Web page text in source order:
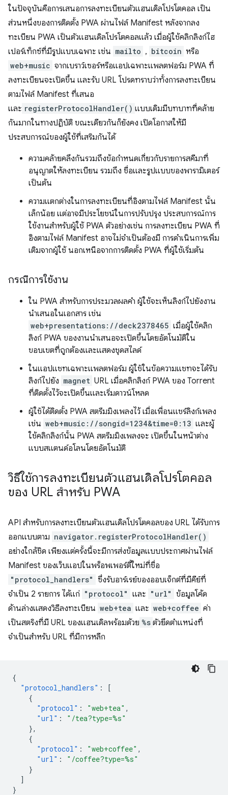
ในปัจจุบันคือการเสนอการลงทะเบียนตัวแฮนเดิลโปรโตคอล เป็น
ส่วนหนึ่งของการติดตั้ง PWA ผ่านไฟล์ Manifest หลังจากลง
ทะเบียน PWA เป็นตัวแฮนเดิลโปรโตคอลแล้ว เมื่อผู้ใช้คลิกลิงก์ไฮ
เปอร์เท็กซ์ที่มีรูปแบบเฉพาะ เช่น mailto , bitcoin หรือ
web+music จากเบราว์เซอร์หรือแอปเฉพาะแพลตฟอร์ม PWA ที่
ลงทะเบียนจะเปิดขึ้น และรับ URL โปรดทราบว่าทั้งการลงทะเบียน
ตามไฟล์ Manifest ที่เสนอ
และ registerProtocolHandler() แบบเดิมมีบทบาทที่คล้าย
กันมากในทางปฏิบัติ ขณะเดียวกันก็ยังคง เปิดโอกาสให้มี
ประสบการณ์ของผู้ใช้ที่เสริมกันได้
ความคล้ายคลึงกันรวมถึงข้อกำหนดเกี่ยวกับรายการสคีมาที่
อนุญาตให้ลงทะเบียน รวมถึง ชื่อและรูปแบบของพารามิเตอร์
เป็นต้น
ความแตกต่างในการลงทะเบียนที่อิงตามไฟล์ Manifest นั้น
เล็กน้อย แต่อาจมีประโยชน์ในการปรับปรุง ประสบการณ์การ
ใช้งานสำหรับผู้ใช้ PWA ตัวอย่างเช่น การลงทะเบียน PWA ที่
อิงตามไฟล์ Manifest อาจไม่จำเป็นต้องมี การดำเนินการเพิ่ม
เติมจากผู้ใช้ นอกเหนือจากการติดตั้ง PWA ที่ผู้ใช้เริ่มต้น
กรณีการใช้งาน
ใน PWA สำหรับการประมวลผลคำ ผู้ใช้จะเห็นลิงก์ไปยังงาน
นำเสนอในเอกสาร เช่น
web+presentations://deck2378465 เมื่อผู้ใช้คลิก
ลิงก์ PWA ของงานนำเสนอจะเปิดขึ้นโดยอัตโนมัติใน
ขอบเขตที่ถูกต้องและแสดงชุดสไลด์
ในแอปแชทเฉพาะแพลตฟอร์ม ผู้ใช้ในข้อความแชทจะได้รับ
ลิงก์ไปยัง magnet URL เมื่อคลิกลิงก์ PWA ของ Torrent
ที่ติดตั้งไว้จะเปิดขึ้นและเริ่มดาวน์โหลด
ผู้ใช้ได้ติดตั้ง PWA สตรีมมิงเพลงไว้ เมื่อเพื่อนแชร์ลิงก์เพลง
เช่น web+music://songid=1234&time=0:13 และผู้
ใช้คลิกลิงก์นั้น PWA สตรีมมิงเพลงจะ เปิดขึ้นในหน้าต่าง
แบบสแตนด์อโลนโดยอัตโนมัติ
วิธีใช้การลงทะเบียนตัวแฮนเดิลโปรโตคอล
ของ URL สําหรับ PWA
API สำหรับการลงทะเบียนตัวแฮนเดิลโปรโตคอลของ URL ได้รับการ
ออกแบบตาม navigator.registerProtocolHandler()
อย่างใกล้ชิด เพียงแต่ครั้งนี้จะมีการส่งข้อมูลแบบประกาศผ่านไฟล์
Manifest ของเว็บแอปในพร็อพเพอร์ตี้ใหม่ที่ชื่อ
"protocol_handlers" ซึ่งรับอาร์เรย์ของออบเจ็กต์ที่มีคีย์ที่
จำเป็น 2 รายการ ได้แก่ "protocol" และ "url" ข้อมูลโค้ด
ด้านล่างแสดงวิธีลงทะเบียน web+tea และ web+coffee ค่า
เป็นสตริงที่มี URL ของแฮนเดิลพร้อมด้วย %s ตัวยึดตำแหน่งที่
จำเป็นสำหรับ URL ที่มีการหลีก
{
"protocol_handlers" :
[
{
"protocol" : "web+tea" ,
"url" :
"/tea?type=%s"
},
{
"protocol" : "web+coffee" ,
"url" :
"/coffee?type=%s"
}
]
}